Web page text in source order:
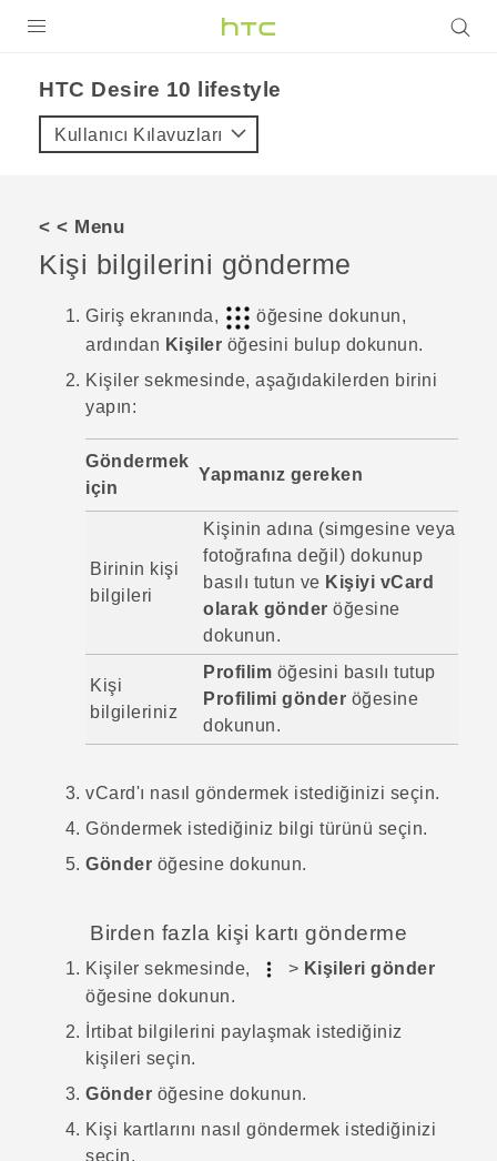
VIVE
VIVERSE
DESTEK
HTC Desire 10 lifestyle‎
Kullanıcı Kılavuzları
< < Menu
Kişi bilgilerini gönderme
Giriş ekranında,
öğesine dokunun,
ardından Kişiler öğesini bulup dokunun.
Kişiler sekmesinde, aşağıdakilerden birini
yapın:
Göndermek
için
Yapmanız gereken
Birinin kişi
bilgileri
Kişinin adına (simgesine veya
fotoğrafına değil) dokunup
basılı tutun ve Kişiyi vCard
olarak gönder öğesine
dokunun.
Kişi
bilgileriniz
Profilim öğesini basılı tutup
Profilimi gönder öğesine
dokunun.
vCard'ı nasıl göndermek istediğinizi seçin.
Göndermek istediğiniz bilgi türünü seçin.
Gönder öğesine dokunun.
Birden fazla kişi kartı gönderme
Kişiler sekmesinde, > Kişileri gönder
öğesine dokunun.
İrtibat bilgilerini paylaşmak istediğiniz
kişileri seçin.
Gönder öğesine dokunun.
Kişi kartlarını nasıl göndermek istediğinizi
seçin.